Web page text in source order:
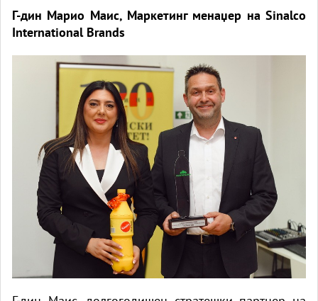
Г-дин Марио Маис, Маркетинг менаџер на Sinalco
International Brands